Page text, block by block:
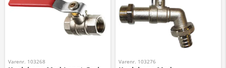
Varenr. 103268 Varenr. 103276